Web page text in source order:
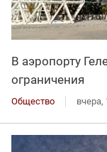
В аэропорту
ограничения
Общество вчера,